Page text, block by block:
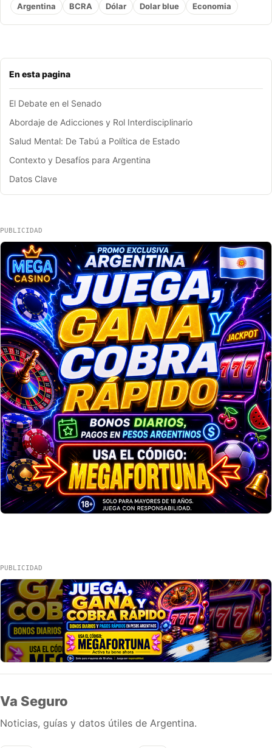
En esta pagina
El Debate en el Senado
Abordaje de Adicciones y Rol Interdisciplinario
Salud Mental: De Tabú a Política de Estado
Contexto y Desafíos para Argentina
Datos Clave
Argentina BCRA Dólar Dolar blue Economia
PUBLICIDAD
PUBLICIDAD
Va Seguro
Noticias, guías y datos útiles de Argentina.